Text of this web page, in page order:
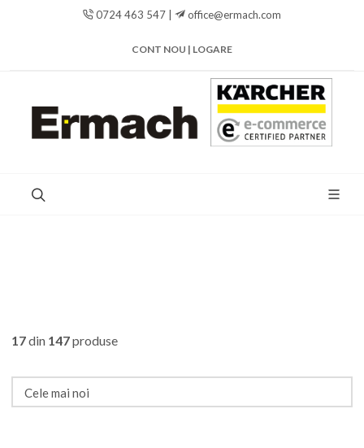
0724 463 547 | office@ermach.com
CONT NOU | LOGARE
17din 147produse